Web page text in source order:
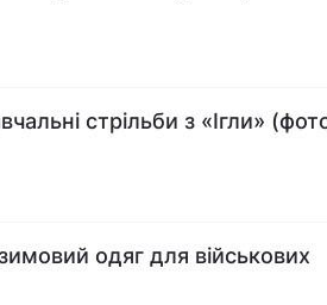
стрільби з «Ігли»
одяг для військових